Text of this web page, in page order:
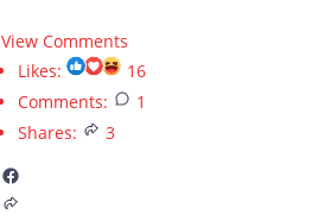
View Comments
Likes:
16
Comments:
1
Shares:
3